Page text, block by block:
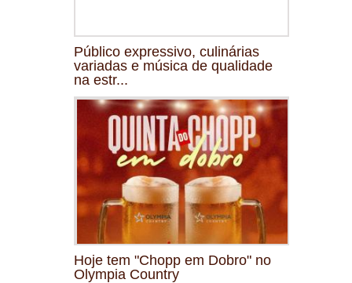
Público expressivo, culinárias
variadas e música de qualidade
na estr...
Hoje tem "Chopp em Dobro" no
Olympia Country